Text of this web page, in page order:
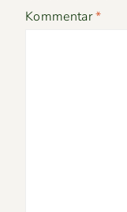
Kommentar*